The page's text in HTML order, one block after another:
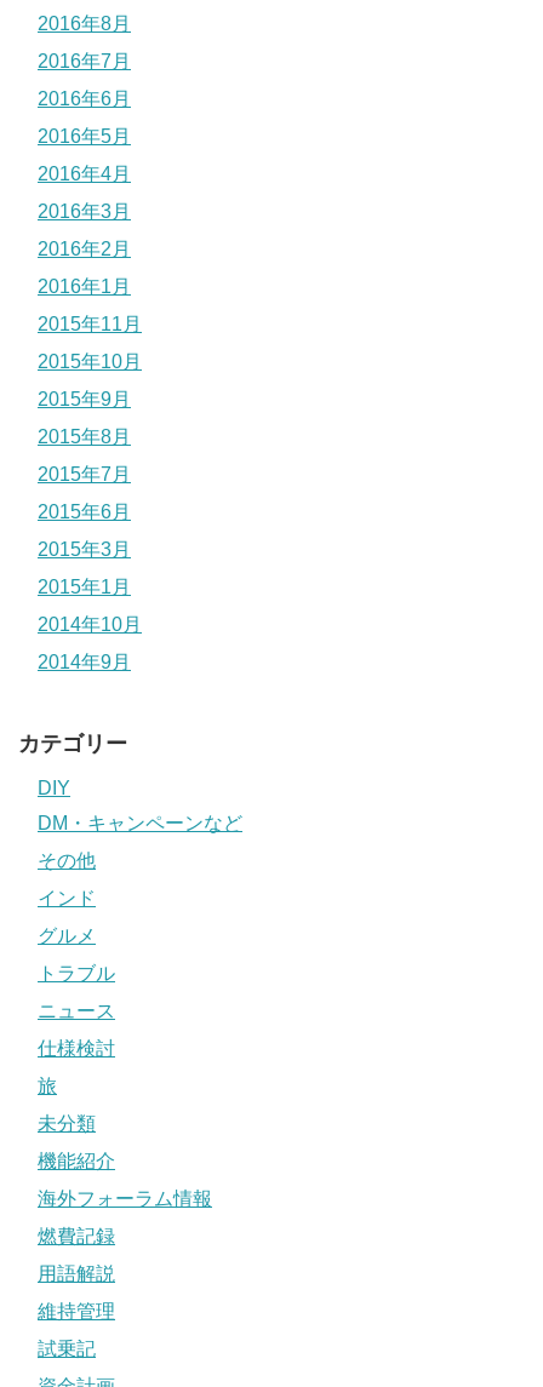
2016年8月
2016年7月
2016年6月
2016年5月
2016年4月
2016年3月
2016年2月
2016年1月
2015年11月
2015年10月
2015年9月
2015年8月
2015年7月
2015年6月
2015年3月
2015年1月
2014年10月
2014年9月
カテゴリー
DIY
DM・キャンペーンなど
その他
インド
グルメ
トラブル
ニュース
仕様検討
旅
未分類
機能紹介
海外フォーラム情報
燃費記録
用語解説
維持管理
試乗記